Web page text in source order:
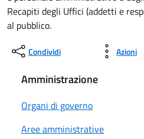
Recapiti degli Uffici (addetti e
al pubblico.
Condividi Azioni
Amministrazione
Organi di governo
Aree amministrative